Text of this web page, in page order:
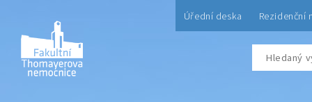
Úřední deska Rezidenční